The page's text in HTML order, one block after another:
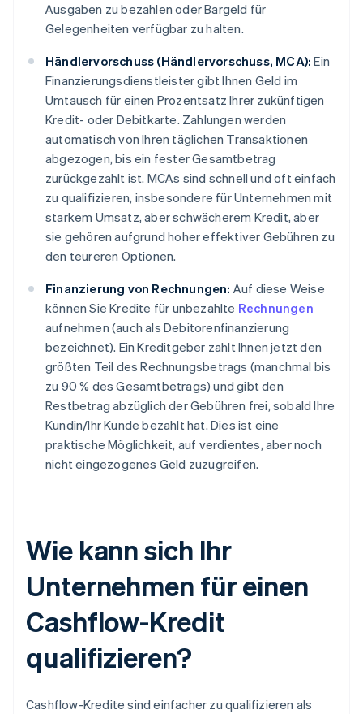
Ausgaben zu bezahlen oder Bargeld für
Gelegenheiten verfügbar zu halten.
Händlervorschuss (Händlervorschuss, MCA): Ein
Finanzierungsdienstleister gibt Ihnen Geld im
Umtausch für einen Prozentsatz Ihrer zukünftigen
Kredit- oder Debitkarte. Zahlungen werden
automatisch von Ihren täglichen Transaktionen
abgezogen, bis ein fester Gesamtbetrag
zurückgezahlt ist. MCAs sind schnell und oft einfach
zu qualifizieren, insbesondere für Unternehmen mit
starkem Umsatz, aber schwächerem Kredit, aber
sie gehören aufgrund hoher effektiver Gebühren zu
den teureren Optionen.
Finanzierung von Rechnungen: Auf diese Weise
können Sie Kredite für unbezahlte Rechnungen
aufnehmen (auch als Debitorenfinanzierung
bezeichnet). Ein Kreditgeber zahlt Ihnen jetzt den
größten Teil des Rechnungsbetrags (manchmal bis
zu 90 % des Gesamtbetrags) und gibt den
Restbetrag abzüglich der Gebühren frei, sobald Ihre
Kundin/Ihr Kunde bezahlt hat. Dies ist eine
praktische Möglichkeit, auf verdientes, aber noch
nicht eingezogenes Geld zuzugreifen.
Wie kann sich Ihr
Unternehmen für einen
Cashflow-Kredit
qualifizieren?
Cashflow-Kredite sind einfacher zu qualifizieren als